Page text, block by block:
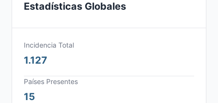
Estadísticas Globales
Incidencia Total
1.127
Países Presentes
15